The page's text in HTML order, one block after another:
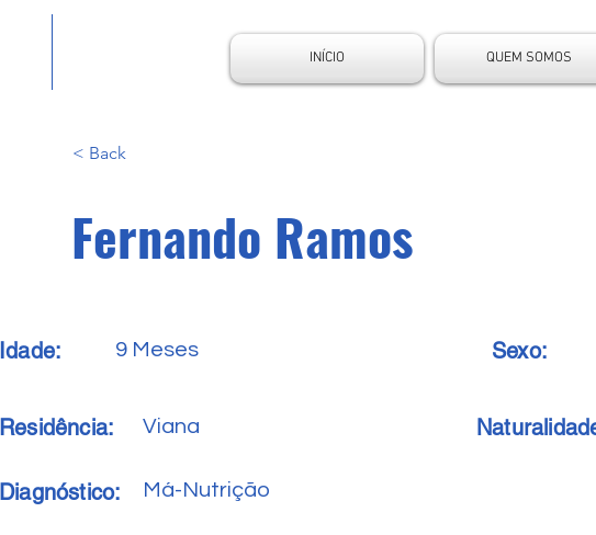
INÍCIO QUEM SOMOS
< Back
Fernando Ramos
Idade: 9 Meses Sexo:
Residência: Viana
Diagnóstico: Má-Nutrição